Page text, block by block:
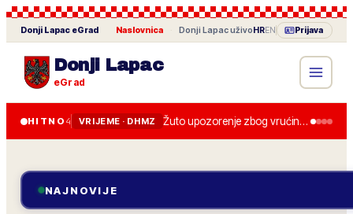
Donji Lapac eGrad Naslovnica Donji LapacuživoHREN Prijava
Donji Lapac
eGrad
HITNO 4 VRIJEME · DHMZ Žuto upozorenje zbog vrućine u četvrtak, do 36 stupnjeva.
NAJNOVIJE